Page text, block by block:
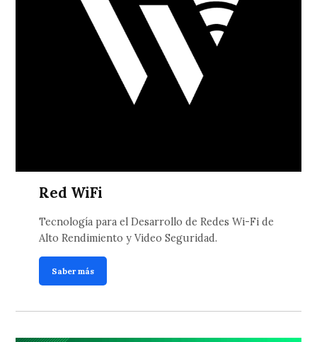
Red WiFi
Tecnología para el Desarrollo de Redes Wi-Fi de
Alto Rendimiento y Video Seguridad.
Saber más